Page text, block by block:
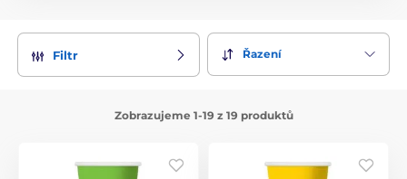
Filtr Řazení
Zobrazujeme 1-19 z 19 produktů